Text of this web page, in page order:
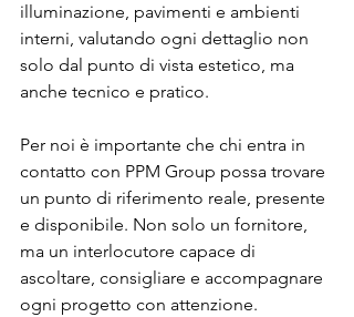
illuminazione, pavimenti e ambienti
interni, valutando ogni dettaglio non
solo dal punto di vista estetico, ma
anche tecnico e pratico.
Per noi è importante che chi entra in
contatto con PPM Group possa trovare
un punto di riferimento reale, presente
e disponibile. Non solo un fornitore,
ma un interlocutore capace di
ascoltare, consigliare e accompagnare
ogni progetto con attenzione.